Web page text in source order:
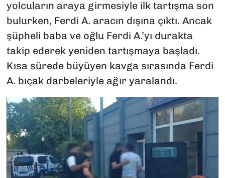
yolcuların araya girmesiyle ilk tartışma son
bulurken, Ferdi A. aracın dışına çıktı. Ancak
şüpheli baba ve oğlu Ferdi A.’yı durakta
takip ederek yeniden tartışmaya başladı.
Kısa sürede büyüyen kavga sırasında Ferdi
A. bıçak darbeleriyle ağır yaralandı.